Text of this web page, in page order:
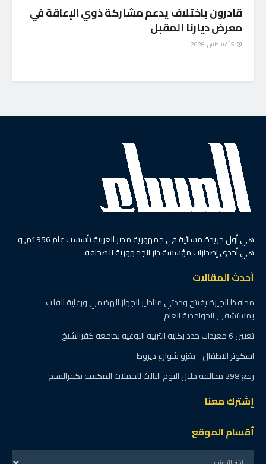
قادرون باختلاف يدعم مشاركة ذوي الإعاقة في
معرض ديارنا المقبل
الرئيسية الصحة والسكان
الصحة: 19 مليون مواطن
استفادوا من الكشف المبكر
عن الأورام السرطانية خلال 3
سنوات